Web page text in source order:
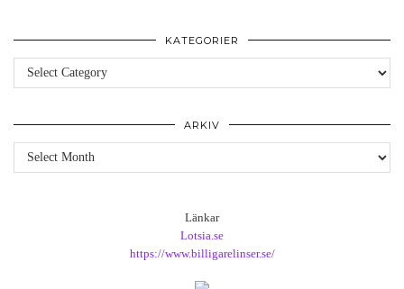
KATEGORIER
Kategorier
ARKIV
Arkiv
Länkar
Lotsia.se
https://www.billigarelinser.se/